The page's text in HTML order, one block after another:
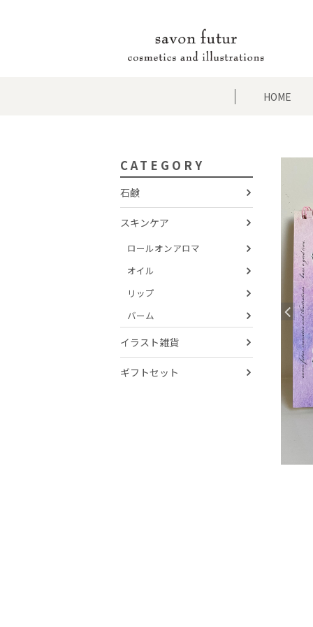
HOME
CATEGORY
石鹸
スキンケア
ロールオンアロマ
オイル
リップ
バーム
イラスト雑貨
ギフトセット